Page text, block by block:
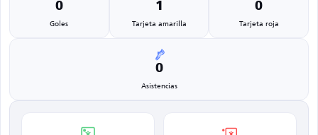
0
Goles
1
Tarjeta amarilla
0
Tarjeta roja
0
Asistencias